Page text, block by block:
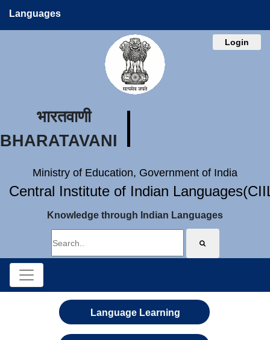
Languages
Login
भारतवाणी
BHARATAVANI
Ministry of Education, Government of India
Central Institute of Indian
Knowledge through Indian Languages
Language Learning